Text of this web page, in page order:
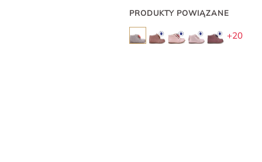
PRODUKTY POWIĄZANE
+20